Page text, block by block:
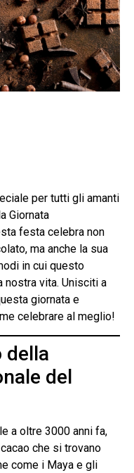
per tutti gli amanti
Giornata
festa celebra non
ma anche la sua
in cui questo
nostra vita. Unisciti a
giornata e
celebrare al meglio!
della
del
a oltre 3000 anni fa,
che si trovano
come i Maya e gli